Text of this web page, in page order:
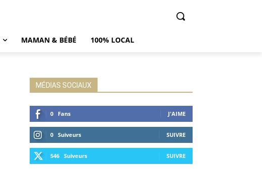
MAMAN & BÉBÉ 100% LOCAL
MÉDIAS SOCIAUX
0 Fans J'AIME
0 Suiveurs SUIVRE
546 Suiveurs SUIVRE